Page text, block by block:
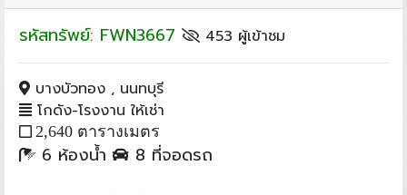
รหัสทรัพย์: FWN3667 453 ผู้เข้าชม
บางบัวทอง , นนทบุรี
โกดัง-โรงงาน ให้เช่า
2,640 ตารางเมตร
6 ห้องน้ำ 8 ที่จอดรถ